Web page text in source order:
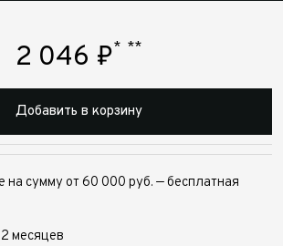
2 046 ₽* **
Добавить в корзину
на сумму от 60 000 руб. — бесплатная
месяцев